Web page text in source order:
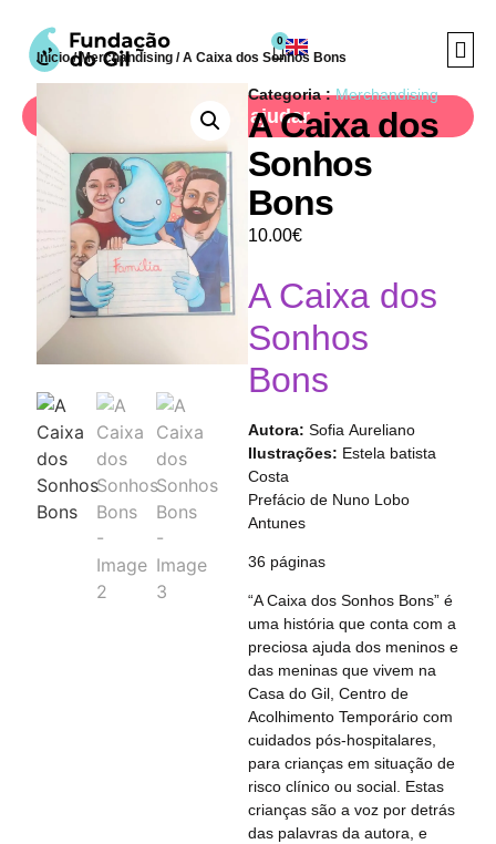
0
Quero ajudar
Início/Merchandising / A Caixa dos Sonhos Bons
Categoria :Merchandising
A Caixa dos
Sonhos
Bons
10.00€
A Caixa dos
Sonhos
Bons
Autora: Sofia Aureliano
Ilustrações: Estela batista
Costa
Prefácio de Nuno Lobo
Antunes
36 páginas
“A Caixa dos Sonhos Bons” é
uma história que conta com a
preciosa ajuda dos meninos e
das meninas que vivem na
Casa do Gil, Centro de
Acolhimento Temporário com
cuidados pós-hospitalares,
para crianças em situação de
risco clínico ou social. Estas
crianças são a voz por detrás
das palavras da autora, e